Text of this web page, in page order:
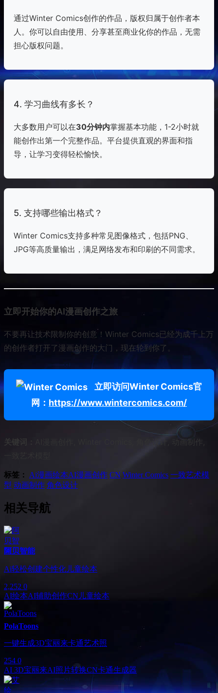
通过Winter Comics创作的作品，版权归属于创作者本
人。你可以自由使用、分享甚至商业化你的作品，无需
担心版权问题。
4. 学习曲线有多长？
大多数用户可以在30分钟内掌握基本功能，1-2小时就
能创作出第一个完整作品。平台提供直观的界面和指
导，让学习变得轻松愉快。
5. 支持哪些输出格式？
Winter Comics支持多种常见图像格式，包括PNG、
JPG等高质量输出，满足网络发布和印刷的不同需求。
立即开始你的AI漫画创作之旅
不要再让技术限制你的创意！Winter Comics已经为成千上万
的创作者打开了漫画创作的大门，现在轮到你了。
立即访问Winter Comics官
网： https://www.wintercomics.com/
关键词：
AI漫画创作, Winter Comics, 角色设计, 动画制作,
标签： Ai漫画绘本AI漫画创作 CN Winter Comics 一致艺术模
型 动画制作 角色设计
相关导航
阿贝智能
Ai轻松创建个性化儿童绘本
2,252 0
AI绘本AI辅助创作CN 儿童绘本
PolaToons
一键生成3D宝丽来卡通艺术照
254 0
AI 3D宝丽来AI照片转换CN卡通生成器